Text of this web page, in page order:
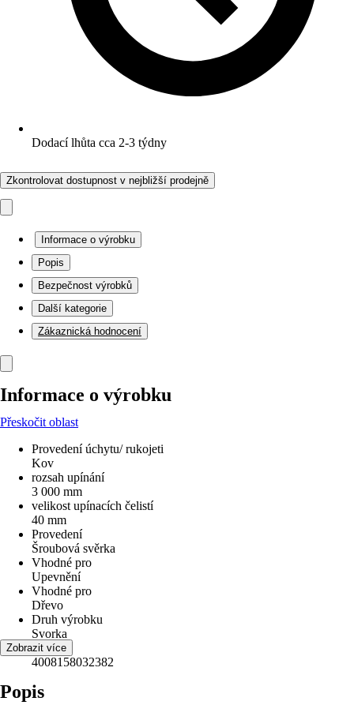
Dodací lhůta cca 2-3 týdny
Zkontrolovat dostupnost v nejbližší prodejně
Informace o výrobku
Popis
Bezpečnost výrobků
Další kategorie
Zákaznická hodnocení
Informace o výrobku
Přeskočit oblast
Provedení úchytu/ rukojeti
Kov
rozsah upínání
3 000 mm
velikost upínacích čelistí
40 mm
Provedení
Šroubová svěrka
Vhodné pro
Upevnění
Vhodné pro
Dřevo
Druh výrobku
Svorka
EAN
4008158032382
Zobrazit více
Popis